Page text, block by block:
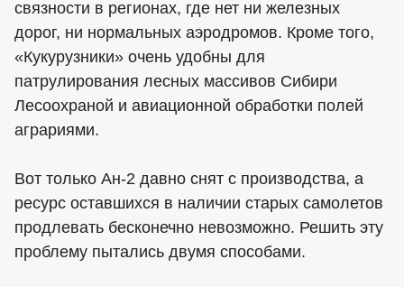
связности в регионах, где нет ни железных
дорог, ни нормальных аэродромов. Кроме того,
«Кукурузники» очень удобны для
патрулирования лесных массивов Сибири
Лесоохраной и авиационной обработки полей
аграриями.
Вот только Ан-2 давно снят с производства, а
ресурс оставшихся в наличии старых самолетов
продлевать бесконечно невозможно. Решить эту
проблему пытались двумя способами.